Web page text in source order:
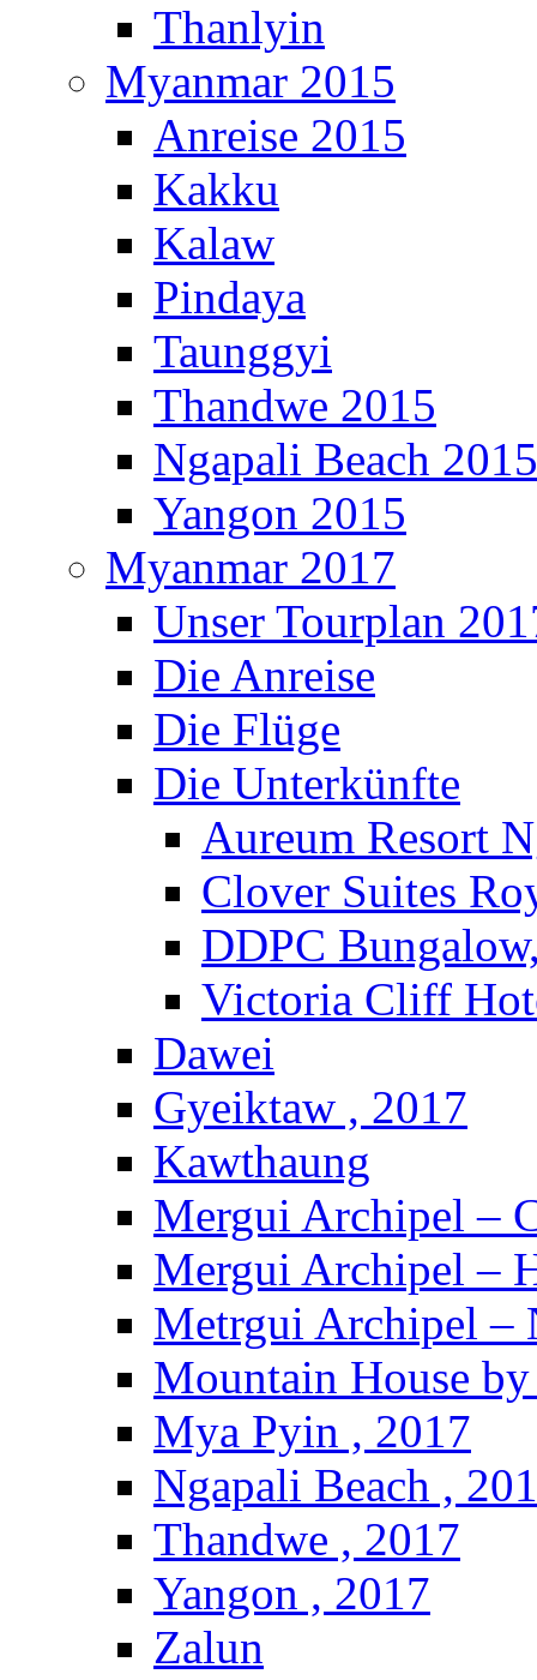
Thanlyin
Myanmar 2015
Anreise 2015
Kakku
Kalaw
Pindaya
Taunggyi
Thandwe 2015
Ngapali Beach 2015
Yangon 2015
Myanmar 2017
Unser Tourplan
Die Anreise
Die Flüge
Die Unterkünfte
Aureum Resort
Clover Suites
DDPC
Victoria Cliff
Dawei
Gyeiktaw , 2017
Kawthaung
Mergui Archipel –
Mergui Archipel –
Metrgui Archipel –
Mountain House
Mya Pyin , 2017
Ngapali Beach ,
Thandwe , 2017
Yangon , 2017
Zalun